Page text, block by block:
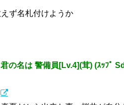
ず名札付けようか
君の名は 警備員[Lv.4](茸) (ｽｯﾌﾟ